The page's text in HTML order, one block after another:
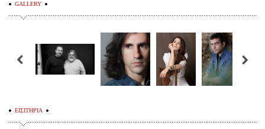
GALLERY
ΕΙΣΙΤΗΡΙΑ